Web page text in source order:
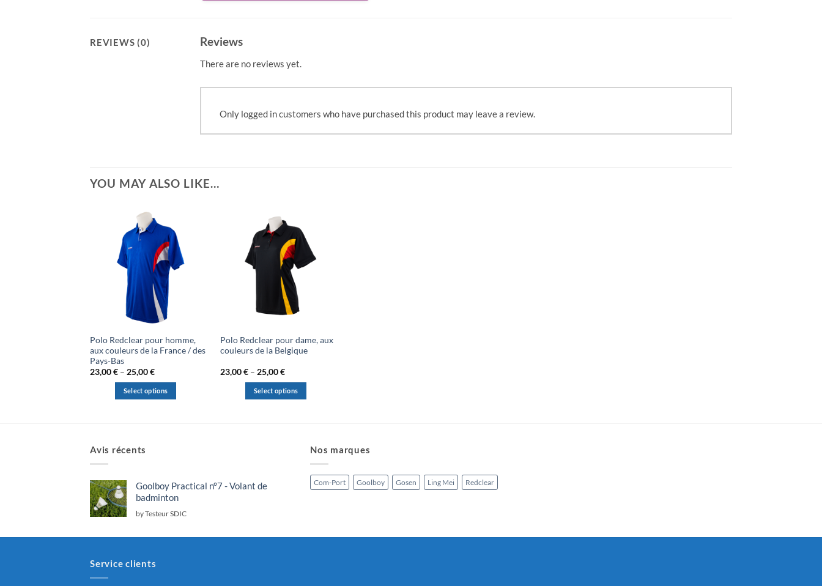
REVIEWS (0) Reviews
There are no reviews yet.
Only logged in customers who have purchased this product may leave a review.
YOU MAY ALSO LIKE…
Polo Redclear pour homme,
aux couleurs de la France / des
Pays-Bas
23,00€ – 25,00€Price
23,00 €
through
25,00 €
Select options
variants.
options
may
be
product
Polo Redclear pour dame, aux
couleurs de la Belgique
23,00€ – 25,00€Price
23,00 €
through
25,00 €
Select options
options
Avis récents
Goolboy Practical n°7 - Volant de
badminton
by Testeur SDIC
Nos marques
Com-Port Goolboy Gosen Ling Mei Redclear
Service clients